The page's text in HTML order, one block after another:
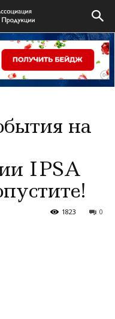
на
IPSA
0
1823